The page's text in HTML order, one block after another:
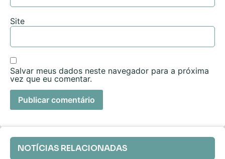
Site
Salvar meus dados neste navegador para a próxima
vez que eu comentar.
NOTÍCIAS RELACIONADAS